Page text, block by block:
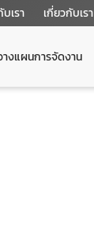
เรา เกี่ยวกับเรา
างแผนการจัดงาน